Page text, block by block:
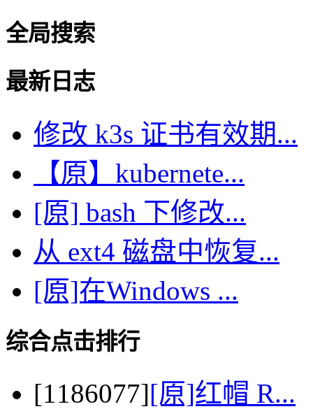
全局搜索
最新日志
修改 k3s 证书有效期...
【原】kubernete...
[原] bash 下修改...
从 ext4 磁盘中恢复...
[原]在Windows ...
综合点击排行
[1186077][原]红帽 R...